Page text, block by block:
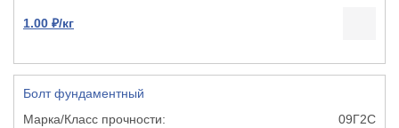
1.00 ₽/кг
Болт фундаментный
09Г2С